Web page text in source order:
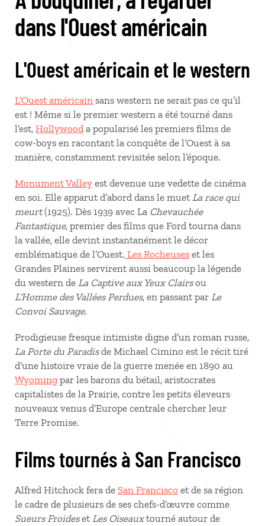
dans l'Ouest américain
L'Ouest américain et le western
L’Ouest américain sans western ne serait pas ce qu’il
est ! Même si le premier western a été tourné dans
l’est, Hollywood a popularisé les premiers films de
cow-boys en racontant la conquête de l’Ouest à sa
manière, constamment revisitée selon l’époque.
Monument Valley est devenue une vedette de cinéma
en soi. Elle apparut d’abord dans le muet La race qui
meurt(1925). Dès 1939 avec La Chevauchée
Fantastique, premier des films que Ford tourna dans
la vallée, elle devint instantanément le décor
emblématique de l’Ouest. Les Rocheuses et les
Grandes Plaines servirent aussi beaucoup la légende
du western de La Captive aux Yeux Clairsou
L’Homme des Vallées Perdues, en passant par Le
Convoi Sauvage.
Prodigieuse fresque intimiste digne d’un roman russe,
La Porte du Paradisde Michael Cimino est le récit tiré
d’une histoire vraie de la guerre menée en 1890 au
Wyoming par les barons du bétail, aristocrates
capitalistes de la Prairie, contre les petits éleveurs
nouveaux venus d’Europe centrale chercher leur
Terre Promise.
Films tournés à San Francisco
Alfred Hitchock fera de San Francisco et de sa région
le cadre de plusieurs de ses chefs-d’œuvre comme
Sueurs Froideset Les Oiseauxtourné autour de